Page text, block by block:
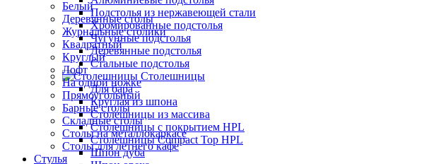
Подстолья из нержавеющей стали
Хромированные подстолья
Чугунные подстолья
Деревянные подстолья
Стальные подстолья
Столешницы
Для бара
Круглая из шпона
Столешницы из массива
Столешницы с покрытием HPL
Столешницы Сompact Top HPL
Шпон дуба
Белый
Деревянные столы
Журнальные столики
Квадратный
Круглый
Лофт
На одной ножке
Прямоугольный
Барные столы
Складные столы
Столы на металлокаркасе
Столы для летнего кафе
Стулья